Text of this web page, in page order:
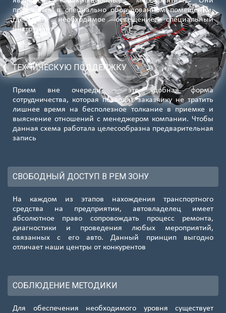
проводятся в специально оборудованном помещении,
где есть необходимое освещение, специальный
инструмент
ТЕХНИЧЕСКУЮ ПОДДЕРЖКУ
Прием вне очереди – это удобная форма
сотрудничества, которая позволит заказчику не тратить
лишнее время на бесполезное толкание в приемке и
выяснение отношений с менеджером компании. Чтобы
данная схема работала целесообразна предварительная
запись
СВОБОДНЫЙ ДОСТУП В РЕМ ЗОНУ
На каждом из этапов нахождения транспортного
средства на предприятии, автовладелец имеет
абсолютное право сопровождать процесс ремонта,
диагностики и проведения любых мероприятий,
связанных с его авто. Данный принцип выгодно
отличает наши центры от конкурентов
СОБЛЮДЕНИЕ МЕТОДИКИ
Для обеспечения необходимого уровня существует